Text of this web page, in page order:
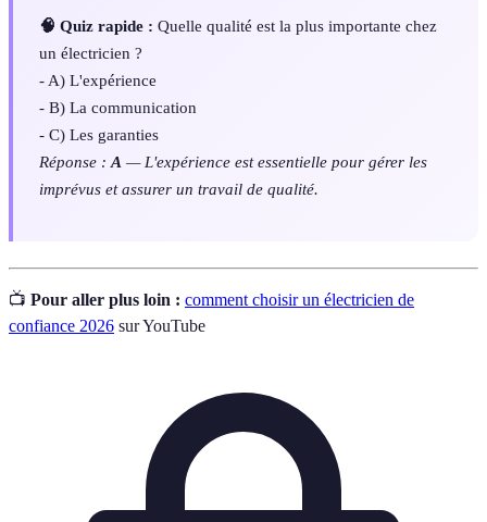
🧠 Quiz rapide : Quelle qualité est la plus importante chez
un électricien ?
- A) L'expérience
- B) La communication
- C) Les garanties
Réponse :A — L'expérience est essentielle pour gérer les
imprévus et assurer un travail de qualité.
📺 Pour aller plus loin : comment choisir un électricien de
confiance 2026 sur YouTube